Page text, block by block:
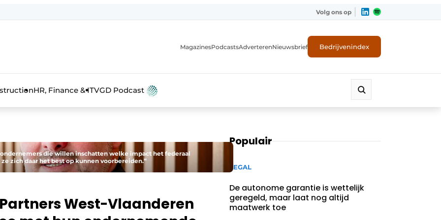
Volg ons op
MagazinesPodcastsAdverterenNieuwsbrief Bedrijvenindex
HR, Finance & ITVGD Podcast
ondernemers die willen inschatten welke impact het federaal
zich daar het best op kunnen voorbereiden.”
West-Vlaanderen
Populair
LEGAL
De autonome garantie is wettelijk
geregeld, maar laat nog altijd
maatwerk toe